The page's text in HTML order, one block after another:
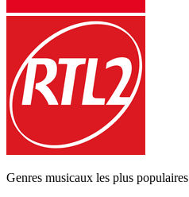
Genres musicaux les plus populaires